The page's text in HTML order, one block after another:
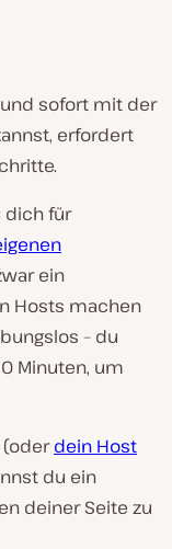
sofort mit der
erfordert
dich für
ein
Hosts machen
– du
Minuten, um
(oderdein Host
du ein
deiner Seite zu